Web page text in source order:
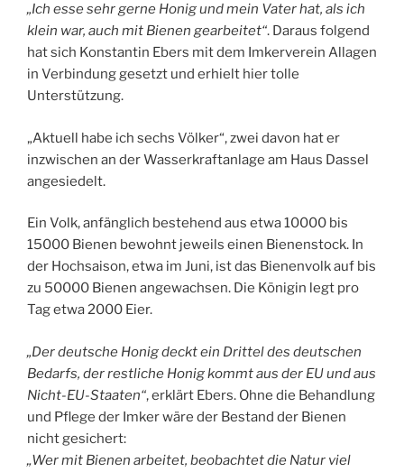
„Ich esse sehr gerne Honig und mein Vater hat, als ich
klein war, auch mit Bienen gearbeitet“. Daraus folgend
hat sich Konstantin Ebers mit dem Imkerverein Allagen
in Verbindung gesetzt und erhielt hier tolle
Unterstützung.
„Aktuell habe ich sechs Völker“, zwei davon hat er
inzwischen an der Wasserkraftanlage am Haus Dassel
angesiedelt.
Ein Volk, anfänglich bestehend aus etwa 10000 bis
15000 Bienen bewohnt jeweils einen Bienenstock. In
der Hochsaison, etwa im Juni, ist das Bienenvolk auf bis
zu 50000 Bienen angewachsen. Die Königin legt pro
Tag etwa 2000 Eier.
„Der deutsche Honig deckt ein Drittel des deutschen
Bedarfs, der restliche Honig kommt aus der EU und aus
Nicht-EU-Staaten“, erklärt Ebers. Ohne die Behandlung
und Pflege der Imker wäre der Bestand der Bienen
nicht gesichert:
„Wer mit Bienen arbeitet, beobachtet die Natur viel